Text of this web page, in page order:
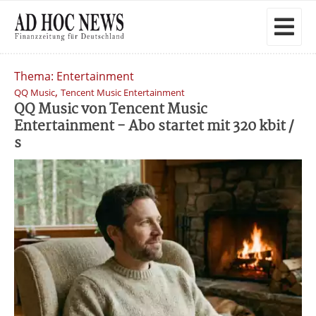
Thema: Entertainment
QQ Music, Tencent Music Entertainment
QQ Music von Tencent Music
Entertainment - Abo startet mit 320 kbit /
s